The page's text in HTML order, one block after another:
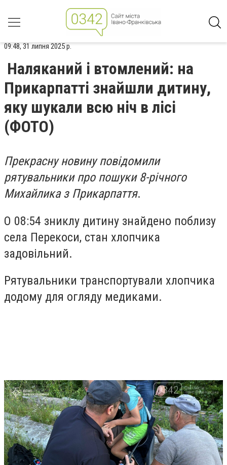
09:48, 31 липня 2025 р.
Наляканий і втомлений: на
Прикарпатті знайшли дитину,
яку шукали всю ніч в лісі
(ФОТО)
Прекрасну новину повідомили
рятувальники про пошуки 8-річного
Михайлика з Прикарпаття.
О 08:54 зниклу дитину знайдено поблизу
села Перекоси, стан хлопчика
задовільний.
Рятувальники транспортували хлопчика
додому для огляду медиками.